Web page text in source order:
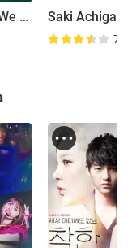
From Now on We Begin Ethics
7.0